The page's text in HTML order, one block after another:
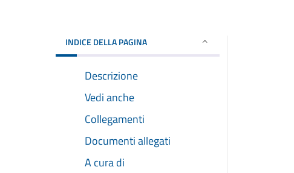
INDICE DELLA PAGINA
Descrizione
Vedi anche
Collegamenti
Documenti allegati
A cura di